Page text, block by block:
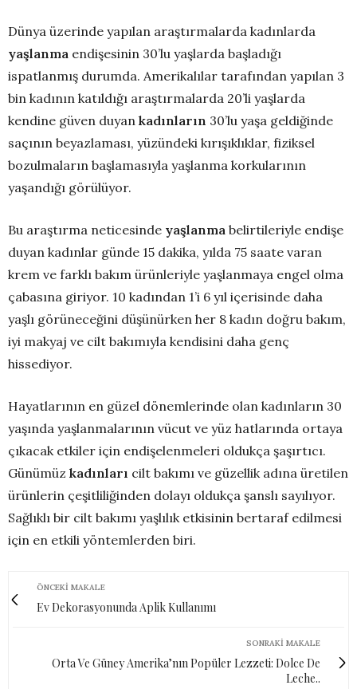
Dünya üzerinde yapılan araştırmalarda kadınlarda
yaşlanma endişesinin 30’lu yaşlarda başladığı
ispatlanmış durumda. Amerikalılar tarafından yapılan 3
bin kadının katıldığı araştırmalarda 20’li yaşlarda
kendine güven duyan kadınların 30’lu yaşa geldiğinde
saçının beyazlaması, yüzündeki kırışıklıklar, fiziksel
bozulmaların başlamasıyla yaşlanma korkularının
yaşandığı görülüyor.
Bu araştırma neticesinde yaşlanma belirtileriyle endişe
duyan kadınlar günde 15 dakika, yılda 75 saate varan
krem ve farklı bakım ürünleriyle yaşlanmaya engel olma
çabasına giriyor. 10 kadından 1’i 6 yıl içerisinde daha
yaşlı görüneceğini düşünürken her 8 kadın doğru bakım,
iyi makyaj ve cilt bakımıyla kendisini daha genç
hissediyor.
Hayatlarının en güzel dönemlerinde olan kadınların 30
yaşında yaşlanmalarının vücut ve yüz hatlarında ortaya
çıkacak etkiler için endişelenmeleri oldukça şaşırtıcı.
Günümüz kadınları cilt bakımı ve güzellik adına üretilen
ürünlerin çeşitliliğinden dolayı oldukça şanslı sayılıyor.
Sağlıklı bir cilt bakımı yaşlılık etkisinin bertaraf edilmesi
için en etkili yöntemlerden biri.
ÖNCEKI MAKALE
Ev Dekorasyonunda Aplik Kullanımı
SONRAKI MAKALE
Orta Ve Güney Amerika’nın Popüler Lezzeti: Dolce De
Leche..